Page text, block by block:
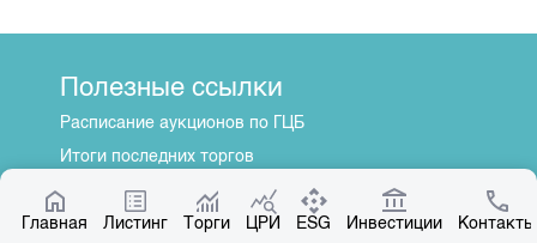
Главная Листинг Торги ЦРИ ESG Инвестиции Контакты
Полезные ссылки
Расписание аукционов по ГЦБ
Итоги последних торгов
Котировки по ЦБ
Центр раскрытия информации